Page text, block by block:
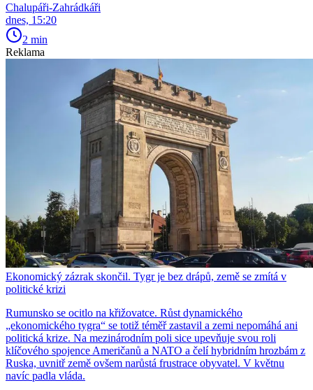
Chalupáři-Zahrádkáři
dnes, 15:20
2 min
Reklama
Ekonomický zázrak skončil. Tygr je bez drápů, země se zmítá v
politické krizi
Rumunsko se ocitlo na křižovatce. Růst dynamického
„ekonomického tygra“ se totiž téměř zastavil a zemi nepomáhá ani
politická krize. Na mezinárodním poli sice upevňuje svou roli
klíčového spojence Američanů a NATO a čelí hybridním hrozbám z
Ruska, uvnitř země ovšem narůstá frustrace obyvatel. V květnu
navíc padla vláda.